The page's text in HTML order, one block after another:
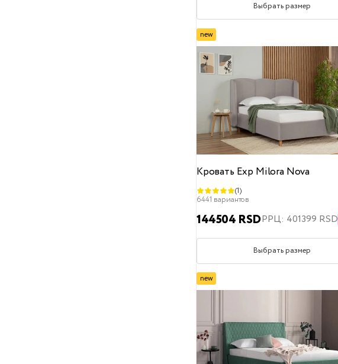
Выбрать размер
new
Кровать Exp Milora Nova
(1)
6441 вариантов
144504 RSDРРЦ: 401399 RSD
Выбрать размер
new